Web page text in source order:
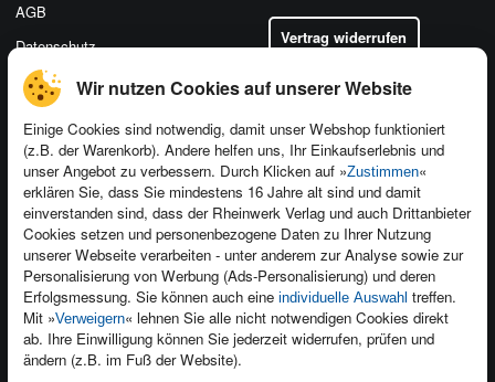
Wir nutzen Cookies auf unserer Website
Einige Cookies sind notwendig, damit unser Webshop funktioniert
(z.B. der Warenkorb). Andere helfen uns, Ihr Einkaufserlebnis und
unser Angebot zu verbessern. Durch Klicken auf »Zustimmen«
erklären Sie, dass Sie mindestens 16 Jahre alt sind und damit
einverstanden sind, dass der Rheinwerk Verlag und auch Drittanbieter
Cookies setzen und personenbezogene Daten zu Ihrer Nutzung
unserer Webseite verarbeiten - unter anderem zur Analyse sowie zur
Personalisierung von Werbung (Ads-Personalisierung) und deren
Erfolgsmessung. Sie können auch eine individuelle Auswahl treffen.
Mit »Verweigern« lehnen Sie alle nicht notwendigen Cookies direkt
ab. Ihre Einwilligung können Sie jederzeit widerrufen, prüfen und
ändern (z.B. im Fuß der Website).
Kontakt
Newsletter
Für Unternehmen
Presseservice
Dozentenservice
Produktfeedback
Foreign Rights
Ein Buch schreiben
AGB
Datenschutz
Vertrag widerrufen